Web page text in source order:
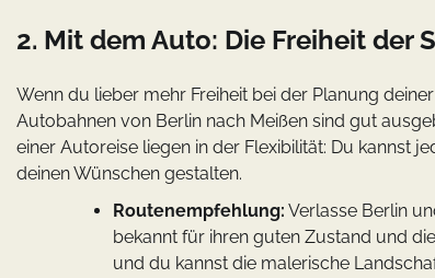
2. Mit dem Auto: Die Freiheit der
Wenn du lieber mehr Freiheit bei der Planung
Autobahnen von Berlin nach Meißen sind gut
einer Autoreise liegen in der Flexibilität: Du kannst
deinen Wünschen gestalten.
Routenempfehlung: Verlasse Berlin
bekannt für ihren guten Zustand und
und du kannst die malerische